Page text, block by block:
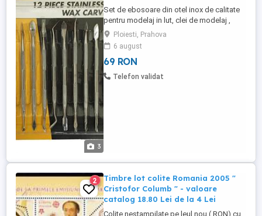
3
Set de ebosoare din otel inox de calitate
pentru modelaj in lut, clei de modelaj ,
ceara, ipsos ,etc. , din inox ,12 piese a
cate doua capete , 24 capete diferite
lungime 15-16 cm , set nou furnizat in
blister . Greutate totala 0.252 Kg. Sunt
realizate pentru piata occidentala cu
Ploiesti, Prahova
6 august
69 RON
Telefon validat
2
Timbre lot colite Romania 2005 "
Cristofor Columb " - valoare
catalog 18.80 Lei de la 4 Lei
Colite nestampilate pe leul nou ( RON) cu